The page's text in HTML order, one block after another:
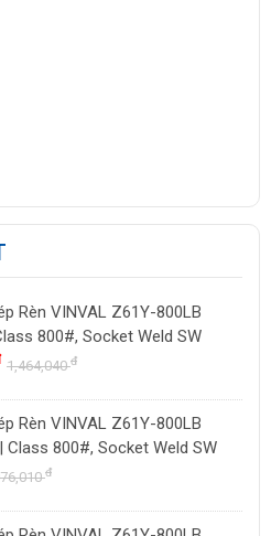
Rèn VINVAL Z61Y-800LB
800#, Socket Weld SW
1,464,040đ
Rèn VINVAL Z61Y-800LB
Class 800#, Socket Weld SW
đ